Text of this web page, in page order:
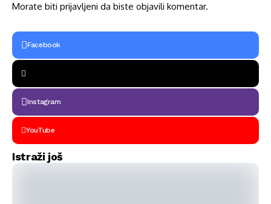
Morate biti prijavljeni da biste objavili komentar.
Facebook
Instagram
YouTube
Istraži još